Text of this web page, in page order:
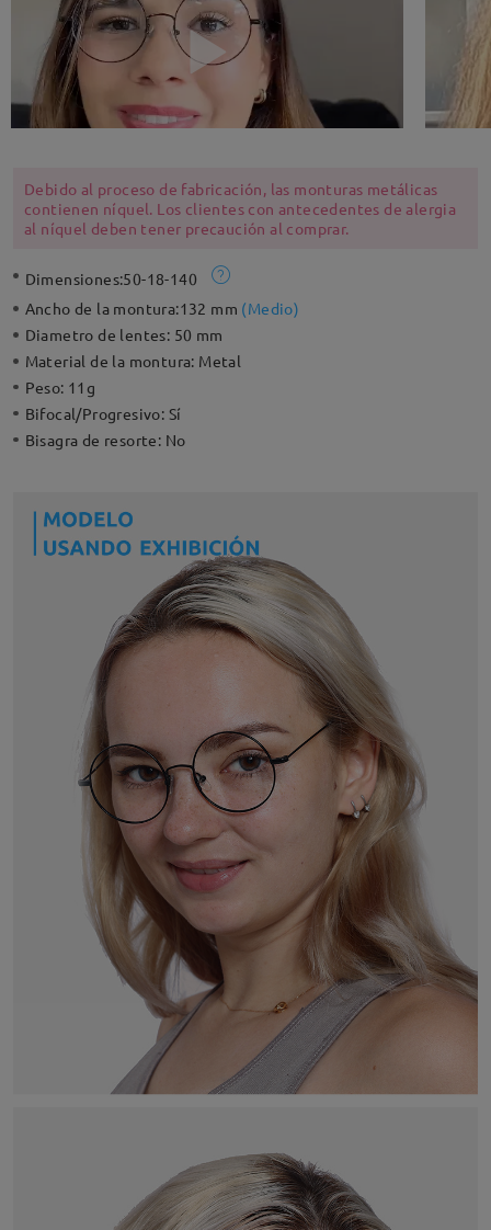
Debido al proceso de fabricación, las monturas metálicas
contienen níquel. Los clientes con antecedentes de alergia
al níquel deben tener precaución al comprar.
Dimensiones:50-18-140
Ancho de la montura:132 mm (Medio)
Diametro de lentes: 50 mm
Material de la montura: Metal
Peso: 11g
Bifocal/Progresivo: Sí
Bisagra de resorte: No